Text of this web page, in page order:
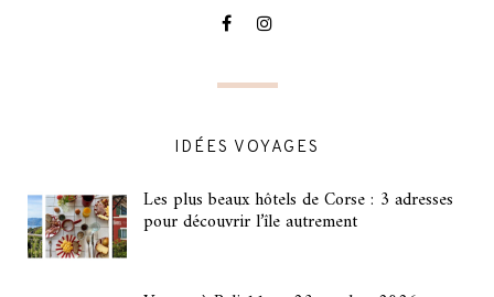
IDÉES VOYAGES
Les plus beaux hôtels de Corse : 3 adresses
pour découvrir l’île autrement